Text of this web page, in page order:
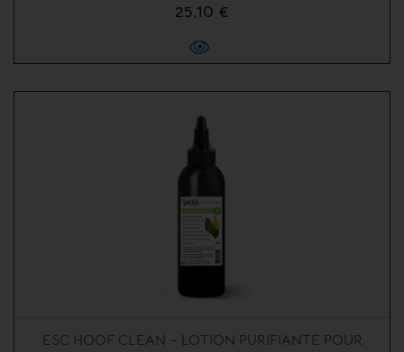
25,10 €
ESC HOOF CLEAN – LOTION PURIFIANTE POUR